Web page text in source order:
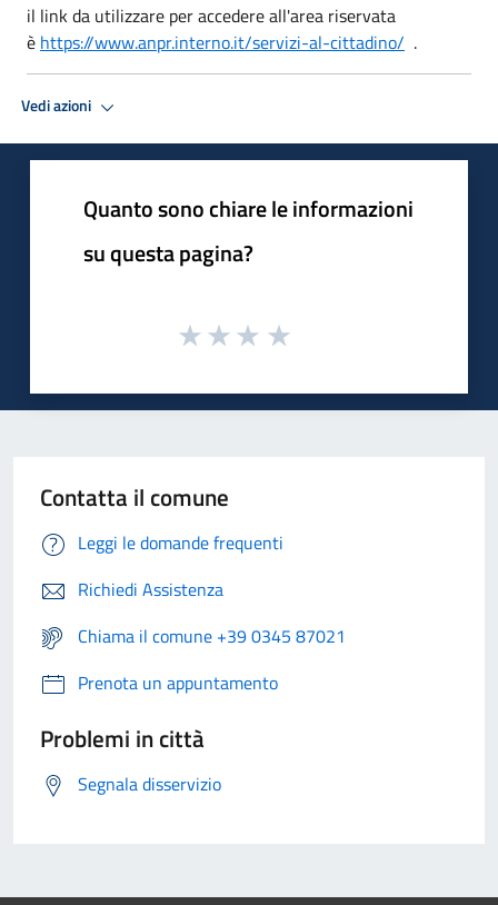
il link da utilizzare per accedere all'area riservata
è https://www.anpr.interno.it/servizi-al-cittadino/ .
Vedi azioni
Quanto sono chiare le informazioni
su questa pagina?
Contatta il comune
Leggi le domande frequenti
Richiedi Assistenza
Chiama il comune +39 0345 87021
Prenota un appuntamento
Problemi in città
Segnala disservizio